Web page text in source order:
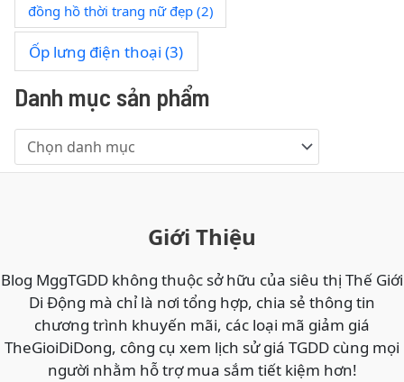
đồng hồ thời trang nữ đẹp(2)
Ốp lưng điện thoại (3)
Danh mục sản phẩm
Giới Thiệu
Blog MggTGDD không thuộc sở hữu của siêu thị Thế Giới
Di Động mà chỉ là nơi tổng hợp, chia sẻ thông tin
chương trình khuyến mãi, các loại mã giảm giá
TheGioiDiDong, công cụ xem lịch sử giá TGDD cùng mọi
người nhằm hỗ trợ mua sắm tiết kiệm hơn!